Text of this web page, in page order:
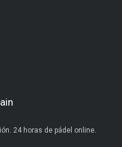
24 horas de pádel online.